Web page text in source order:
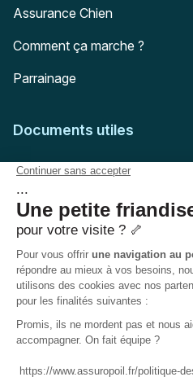
Assurance Chien
Comment ça marche ?
Parrainage
Documents utiles
Feuille de soins
Conditions générales
Politique de confidentialité
Politique des Cookies
Accessibilité :
Partiellement conforme